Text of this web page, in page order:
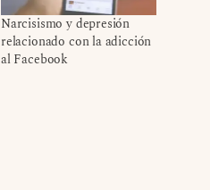
Narcisismo y depresión
relacionado con la adicción
al Facebook